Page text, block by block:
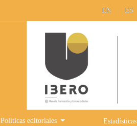
EN ES
Políticas editoriales Estadísticas